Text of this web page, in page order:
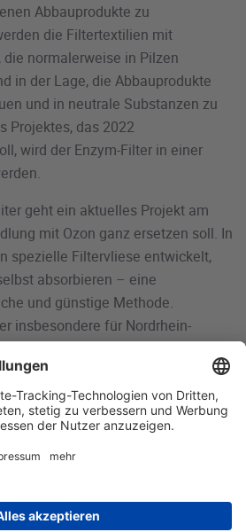
Abbauprodukte zu
die Filtertextilien mit
normalerweise in Pilzen
in der Lage, die Abbauprodukte
und in neutrale Substanzen zu
Projektes, das 2022
wird der Enzym-Filter in einer
geht ein aktuelles Projekt am
mit Ozon ganz ersetzen soll. In
spezielle Filtervliese entwickelt,
absorbieren – eine
und günstige Methode.
insbesondere für Nordrhein-
gewonnen
mit schädlichen Spurenstoffen